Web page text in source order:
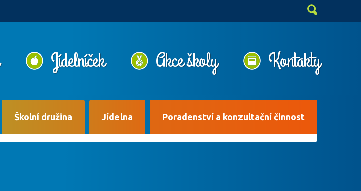
Jídelníček Akce školy Kontakty
Školní družina Jídelna Poradenství a konzultační činnost